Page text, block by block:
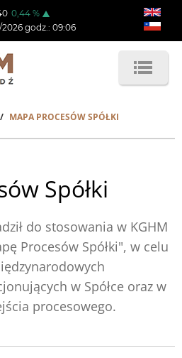
0,44 %
godz.: 09:06
MAPA PROCESÓW SPÓŁKI
Spółki
do stosowania w KGHM
Procesów Spółki", w celu
w Spółce oraz w
procesowego.